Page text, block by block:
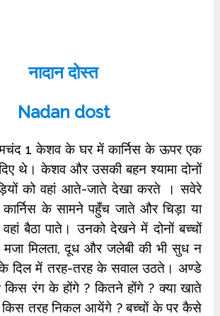
नादान दोस्त
Nadan dost
1 केशव के घर में कार्निस के ऊपर एक
थे। केशव और उसकी बहन श्यामा दोनों
को वहां आते-जाते देखा करते । सवेरे
के सामने पहुँच जाते और चिड़ा या
वहां बैठा पाते। उनको देखने में दोनों बच्चों
मजा मिलता, दूध और जलेबी की भी सुध न
के दिल में तरह-तरह के सवाल उठते। अण्डे
किस रंग के होंगे ? कितने होंगे ? क्या खाते
किस तरह निकल आयेंगे ? बच्चों के पर कैसे